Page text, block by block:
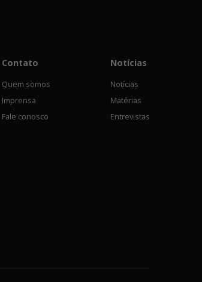
Contato
Quem somos
Imprensa
Fale conosco
Notícias
Notícias
Matérias
Entrevistas